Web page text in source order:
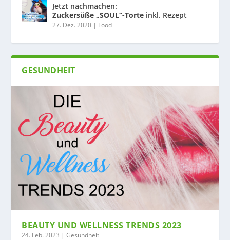
Jetzt nachmachen:
Zuckersüße „SOUL“-Torte inkl. Rezept
27. Dez. 2020 | Food
GESUNDHEIT
BEAUTY UND WELLNESS TRENDS 2023
24. Feb. 2023 |Gesundheit